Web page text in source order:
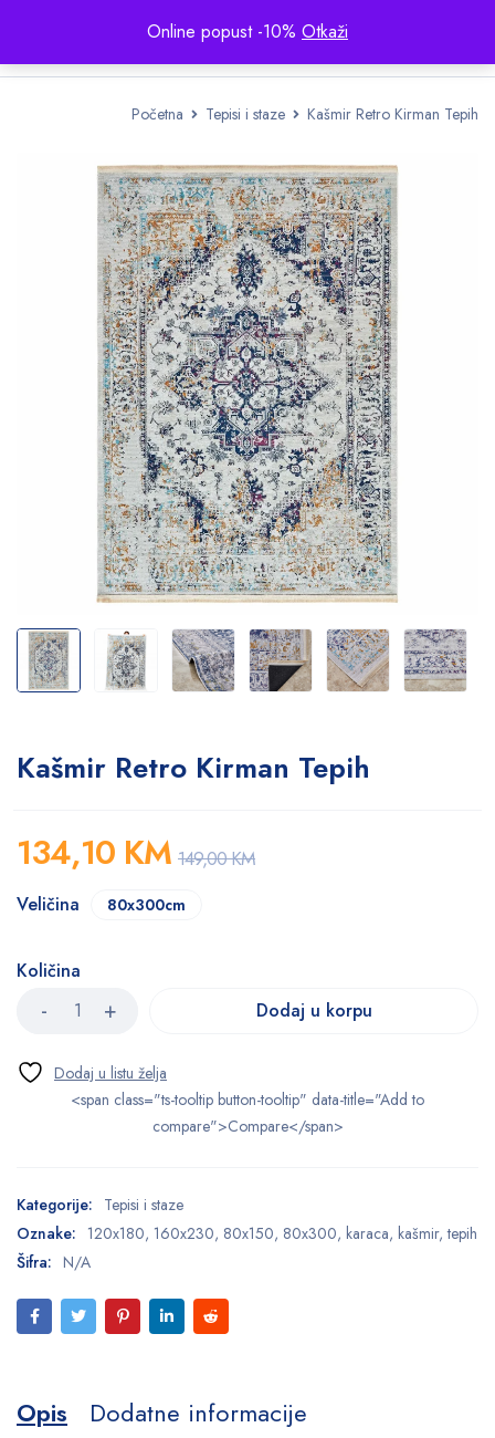
Online popust -10% Otkaži
Početna Tepisi i staze Kašmir Retro Kirman Tepih
Kašmir Retro Kirman Tepih
149,00KM
134,10 KM
Veličina 80x300cm
Količina
Dodaj u korpu
<span class="ts-tooltip button-tooltip" data-title="Add to
compare">Compare</span>
Kategorije: Tepisi i staze
Oznake: 120x180, 160x230, 80x150, 80x300, karaca, kašmir,tepih
Šifra: N/A
Opis Dodatne informacije